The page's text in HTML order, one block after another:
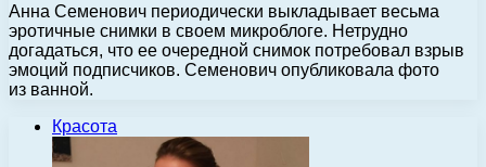
Анна Семенович периодически выкладывает весьма
эротичные снимки в своем микроблоге. Нетрудно
догадаться, что ее очередной снимок потребовал взрыв
эмоций подписчиков. Семенович опубликовала фото
из ванной.
Красота